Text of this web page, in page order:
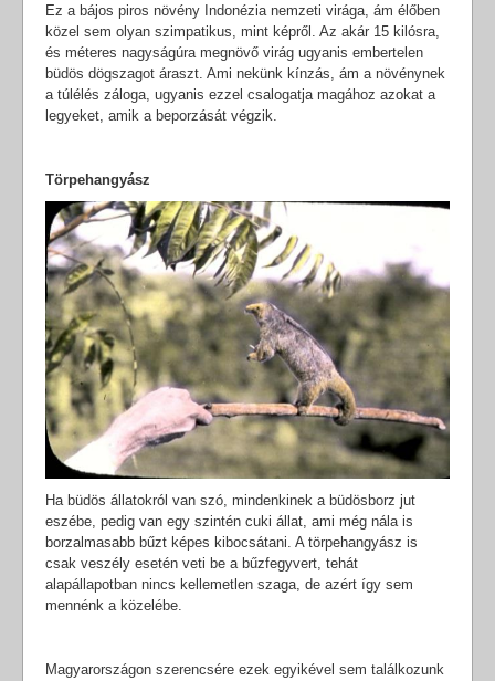
Ez a bájos piros növény Indonézia nemzeti virága, ám élőben
közel sem olyan szimpatikus, mint képről. Az akár 15 kilósra,
és méteres nagyságúra megnövő virág ugyanis embertelen
büdös dögszagot áraszt. Ami nekünk kínzás, ám a növénynek
a túlélés záloga, ugyanis ezzel csalogatja magához azokat a
legyeket, amik a beporzását végzik.
Törpehangyász
Ha büdös állatokról van szó, mindenkinek a büdösborz jut
eszébe, pedig van egy szintén cuki állat, ami még nála is
borzalmasabb bűzt képes kibocsátani. A törpehangyász is
csak veszély esetén veti be a bűzfegyvert, tehát
alapállapotban nincs kellemetlen szaga, de azért így sem
mennénk a közelébe.
Magyarországon szerencsére ezek egyikével sem találkozunk